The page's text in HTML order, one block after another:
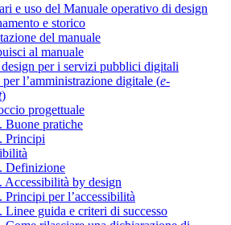
e uso del Manuale operativo di design
e storico
del manuale
al manuale
per i servizi pubblici digitali
l’amministrazione digitale (e-
)
progettuale
Buone pratiche
Principi
Definizione
Accessibilità by design
Principi per l’accessibilità
Linee guida e criteri di successo